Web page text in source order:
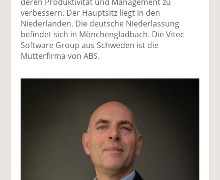
verbessern. Der Hauptsitz liegt in den
Niederlanden. Die deutsche Niederlassung
befindet sich in Mönchengladbach. Die Vitec
Software Group aus Schweden ist die
Mutterfirma von ABS.